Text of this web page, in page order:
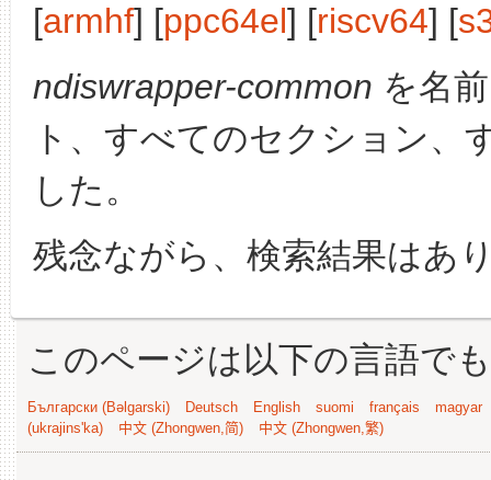
[armhf] [ppc64el] [riscv64] [
ndiswrapper-common を名
ト、すべてのセクション、
した。
残念ながら、検索結果はあ
このページは以下の言語で
Български (Bəlgarski) Deutsch English suomi français
magyar
(ukrajins'ka)
中文 (Zhongwen,简) 中文 (Zhongwen,繁)